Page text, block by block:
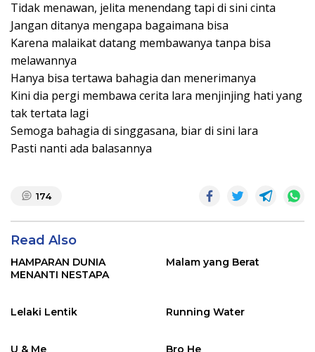
Tidak menawan, jelita menendang tapi di sini cinta
Jangan ditanya mengapa bagaimana bisa
Karena malaikat datang membawanya tanpa bisa
melawannya
Hanya bisa tertawa bahagia dan menerimanya
Kini dia pergi membawa cerita lara menjinjing hati yang
tak tertata lagi
Semoga bahagia di singgasana, biar di sini lara
Pasti nanti ada balasannya
174
Read Also
HAMPARAN DUNIA
MENANTI NESTAPA
Malam yang Berat
Lelaki Lentik Running Water
U & Me Bro He